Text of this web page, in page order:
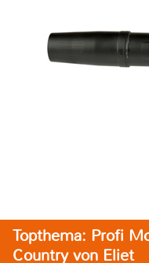
Topthema: Profi
Country von Eliet